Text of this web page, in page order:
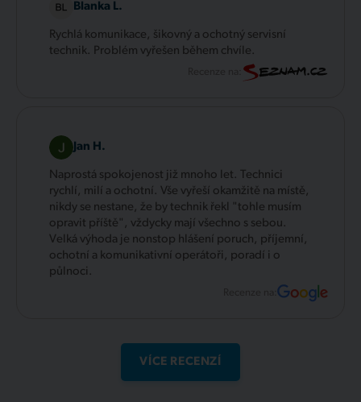
Blanka L.
Rychlá komunikace, šikovný a ochotný servisní
technik. Problém vyřešen během chvíle.
Jan H.
Naprostá spokojenost již mnoho let. Technici
rychlí, milí a ochotní. Vše vyřeší okamžitě na místě,
nikdy se nestane, že by technik řekl "tohle musím
opravit příště", vždycky mají všechno s sebou.
Velká výhoda je nonstop hlášení poruch, příjemní,
ochotní a komunikativní operátoři, poradí i o
půlnoci.
Recenze na:
VÍCE RECENZÍ